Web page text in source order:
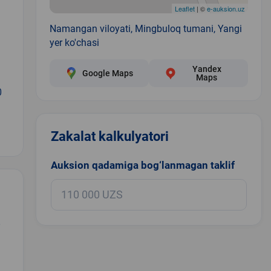
Leaflet| ©e-auksion.uz
Namangan viloyati, Mingbuloq tumani, Yangi
yer ko'chasi
Google Maps
Yandex
Maps
Zakalat kalkulyatori
Auksion qadamiga bog‘lanmagan taklif